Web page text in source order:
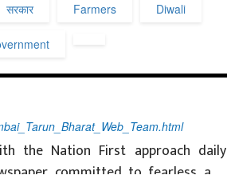
सरकार Farmers Diwali
the Nation First approach daily
committed to fearless and